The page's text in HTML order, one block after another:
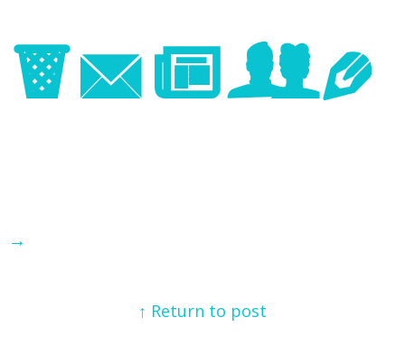
Image
→
↑ Return to post